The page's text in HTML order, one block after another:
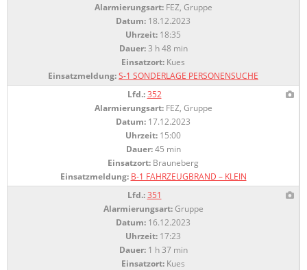
Alarmierungsart:FEZ, Gruppe
Datum: 18.12.2023
Uhrzeit: 18:35
Dauer:3 h 48 min
Einsatzort: Kues
Einsatzmeldung:S-1 SONDERLAGE PERSONENSUCHE
Lfd.: 352
Alarmierungsart:FEZ, Gruppe
Datum: 17.12.2023
Uhrzeit: 15:00
Dauer:45 min
Einsatzort: Brauneberg
Einsatzmeldung: B-1 FAHRZEUGBRAND – KLEIN
Lfd.: 351
Alarmierungsart:Gruppe
Datum: 16.12.2023
Uhrzeit: 17:23
Dauer:1 h 37 min
Einsatzort: Kues